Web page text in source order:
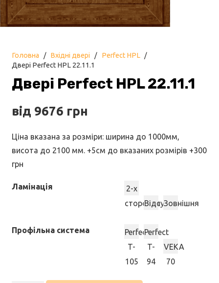
Головна / Вхідні двері / Perfect HPL /
Двері Perfect HPL 22.11.1
Двері Perfect HPL 22.11.1
від 9676 грн
Ціна вказана за розміри: ширина до 1000мм,
висота до 2100 мм. +5см до вказаних розмірів +300
грн
Ламінація
2-х
сторонняВідсутняЗовнішня
Профільна система
Perfect
T-
105
Perfect
T-
94
VEKA
70